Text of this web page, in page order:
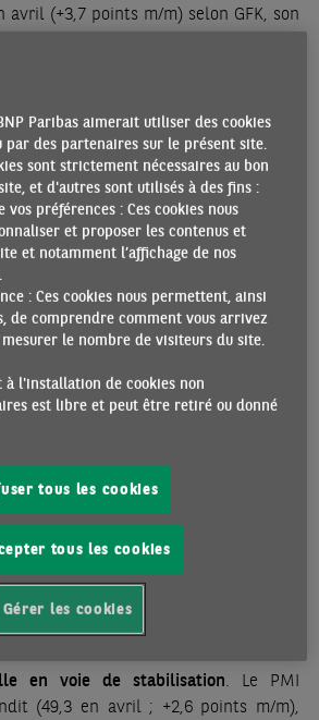
avril (+3,7 points m/m) selon GFK, son
tandis que la propension à
croissance est ressortie à +0,2 % t/t au
après -0,2 % t/t au T4 2024.
à 2,1 % en avril (2,3% en mars), grâce
prix des biens et des produits
des prix de l’énergie. L’inflation des
portant l’inflation sous-jacente de 2,6
La croissance a atteint 0,1% au 1
par la stagnation de la consommation
des exportations (-0,7% t/t) et celui
(+0,1% t/t). L’inflation a ralenti en
0,9% en mars), selon l’indice
de la nette baisse des prix de
m). Les prix à la production dans
de 1,1% m/m en mars (-0,3% a/a).
en voie de stabilisation. Le PMI
(49,3 en avril ; +2,6 points m/m),
Paribas aimerait utiliser des cookies
par des partenaires sur le présent site.
sont strictement nécessaires au bon
et d'autres sont utilisés à des fins :
préférences : Ces cookies nous
et proposer les contenus et
et notamment l’affichage de nos
: Ces cookies nous permettent, ainsi
de comprendre comment vous arrivez
le nombre de visiteurs du site.
à l'installation de cookies non
est libre et peut être retiré ou donné
tous les cookies
tous les cookies
Gérer les cookies